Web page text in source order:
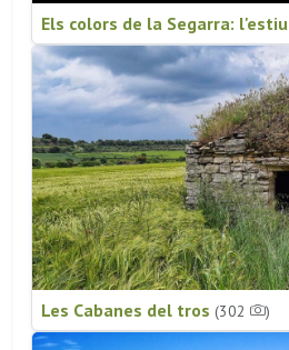
Els colors de la Segarra: l'estiu
Les Cabanes del tros (302 )